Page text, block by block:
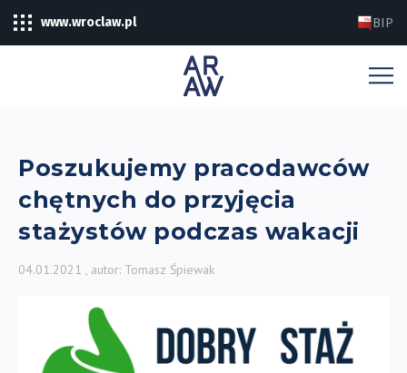
www.wroclaw.pl BIP
Poszukujemy pracodawców
chętnych do przyjęcia
stażystów podczas wakacji
04.01.2021 , autor: Tomasz Śpiewak